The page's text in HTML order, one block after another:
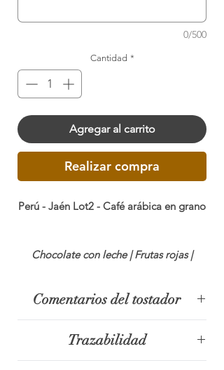
0/500
Cantidad *
Agregar al carrito
Realizar compra
Perú - Jaén Lot2 - Café arábica en grano
Chocolate con leche | Frutas rojas |
Acidez ◉◉◉◎◎ Dulzor ◉◉◉◉◉
Cuerpo ◉◉◉◎◎
Comentarios del tostador
Trazabilidad